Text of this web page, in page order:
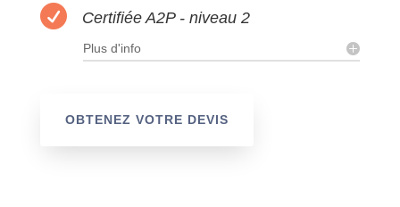
 Certifiée A2P - niveau 2
Plus d'info
OBTENEZ VOTRE DEVIS